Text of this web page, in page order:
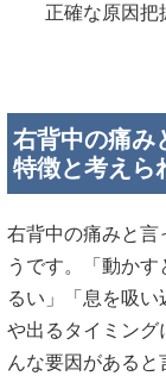
正確な原因把
右背中の痛み
特徴と考えら
右背中の痛みと言
うです。「動か
るい」「息を吸
や出るタイミング
んな要因がある